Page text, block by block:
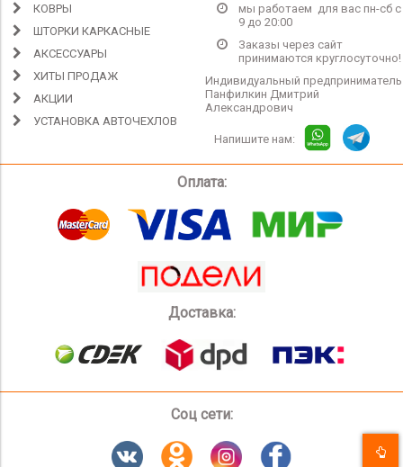
КОВРЫ
ШТОРКИ КАРКАСНЫЕ
АКСЕССУАРЫ
ХИТЫ ПРОДАЖ
АКЦИИ
УСТАНОВКА АВТОЧЕХЛОВ
мы работаем для вас пн-сб с
9 до 20:00
Заказы через сайт
принимаются круглосуточно!
Индивидуальный предприниматель
Панфилкин Дмитрий
Александрович
Напишите нам:
Оплата:
Доставка:
Соц сети: